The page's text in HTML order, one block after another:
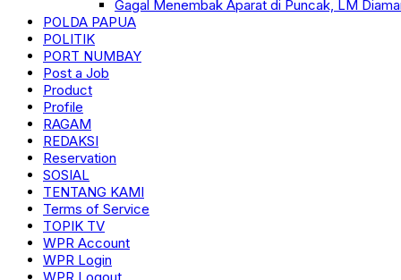
Gagal Menembak Aparat di Puncak, LM
POLDA PAPUA
POLITIK
PORT NUMBAY
Post a Job
Product
Profile
RAGAM
REDAKSI
Reservation
SOSIAL
TENTANG KAMI
Terms of Service
TOPIK TV
WPR Account
WPR Login